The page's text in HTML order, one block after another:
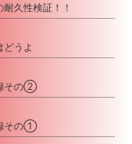
久性検証！！
どうよ
その②
その①